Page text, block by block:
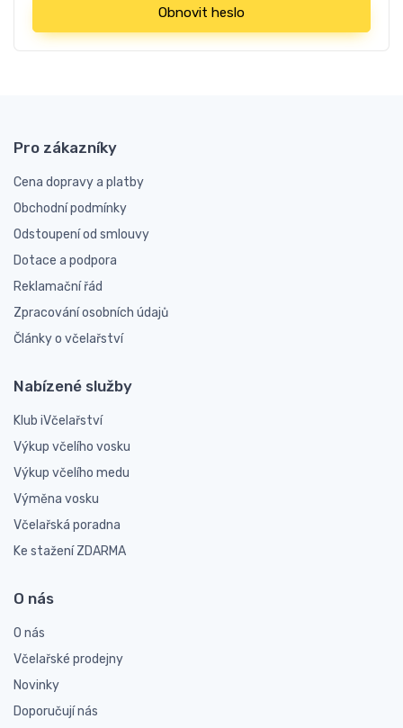
Obnovit heslo
Pro zákazníky
Cena dopravy a platby
Obchodní podmínky
Odstoupení od smlouvy
Dotace a podpora
Reklamační řád
Zpracování osobních údajů
Články o včelařství
Nabízené služby
Klub iVčelařství
Výkup včelího vosku
Výkup včelího medu
Výměna vosku
Včelařská poradna
Ke stažení ZDARMA
O nás
O nás
Včelařské prodejny
Novinky
Doporučují nás